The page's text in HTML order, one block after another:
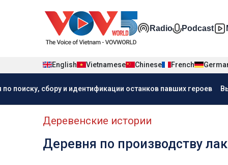
Đa phương
Radio Podcast
English Vietnamese Chinese French
Menu trang chủ tiếng Nga
поиску, сбору и идентификации останков павших героев
menu phụ tiếng Nga
Деревенские истории
Деревня по производству